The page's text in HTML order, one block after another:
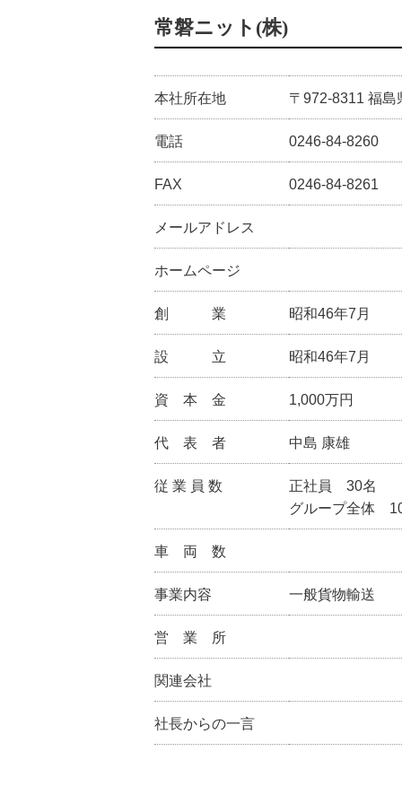
常磐ニット(株)
本社所在地 〒972-8311 福
電話 0246-84-8260
FAX 0246-84-8261
メールアドレス
ホームページ
創 業 昭和46年7月
設 立 昭和46年7月
資 本 金 1,000万円
代 表 者 中島 康雄
従 業 員 数
正社員 30名
グループ全体
車 両 数
事業内容 一般貨物輸送
営 業 所
関連会社
社長からの一言